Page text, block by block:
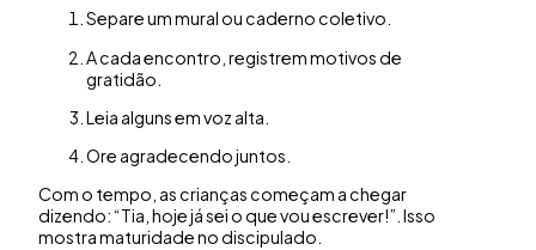
Separe um mural ou caderno coletivo.
A cada encontro, registrem motivos de
gratidão.
Leia alguns em voz alta.
Ore agradecendo juntos.
Com o tempo, as crianças começam a chegar
dizendo: “Tia, hoje já sei o que vou escrever!”. Isso
mostra maturidade no discipulado.